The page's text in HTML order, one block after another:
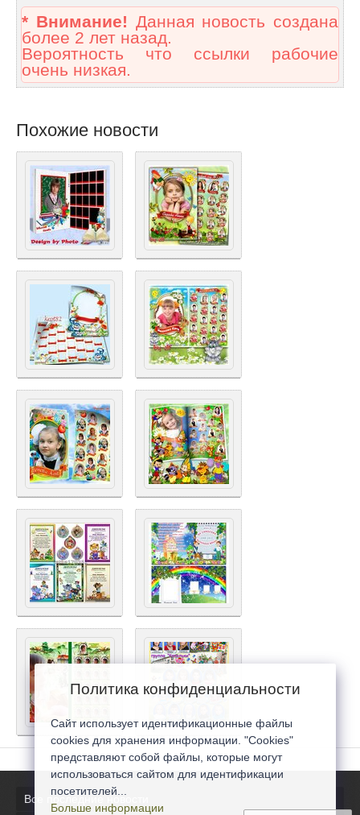
* Внимание! Данная новость создана
более 2 лет назад.
Вероятность что ссылки рабочие
очень низкая.
Похожие новости
Все последние новости
Политика конфиденциальности
Сайт использует идентификационные файлы
cookies для хранения информации. "Cookies"
представляют собой файлы, которые могут
использоваться сайтом для идентификации
посетителей...
Больше информации